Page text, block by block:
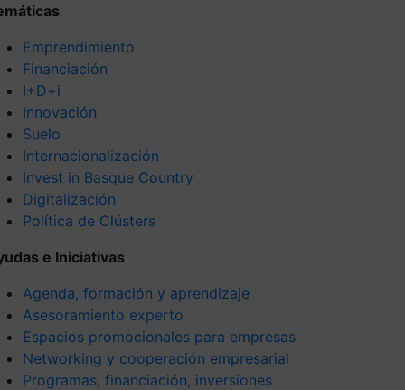
Emprendimiento
Financiación
I+D+i
Innovación
Suelo
Internacionalización
Invest in Basque Country
Digitalización
Política de Clústers
e Iniciativas
Agenda, formación y aprendizaje
Asesoramiento experto
Espacios promocionales para empresas
Networking y cooperación empresarial
Programas, financiación, inversiones